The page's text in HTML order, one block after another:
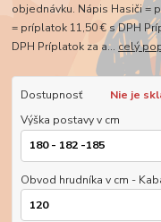
objednávku. Nápis Hasiči =
= príplatok 11,50 € s DPH
DPH Príplatok za a... celý
Dostupnosť
Nie je
Výška postavy v cm
Obvod hrudníka v cm -